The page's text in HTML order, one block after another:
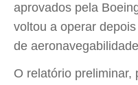
aprovados pela
voltou a operar
de
O relatório preliminar,